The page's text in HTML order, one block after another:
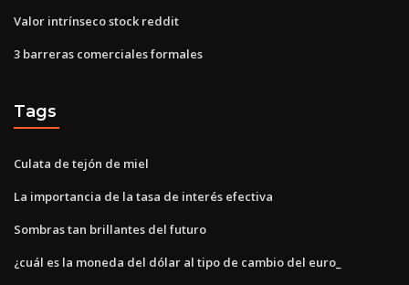
Valor intrínseco stock reddit
3 barreras comerciales formales
Tags
Culata de tejón de miel
La importancia de la tasa de interés efectiva
Sombras tan brillantes del futuro
¿cuál es la moneda del dólar al tipo de cambio del euro_